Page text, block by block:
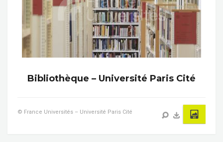
Bibliothèque – Université Paris Cité
© France Universités – Université Paris Cité